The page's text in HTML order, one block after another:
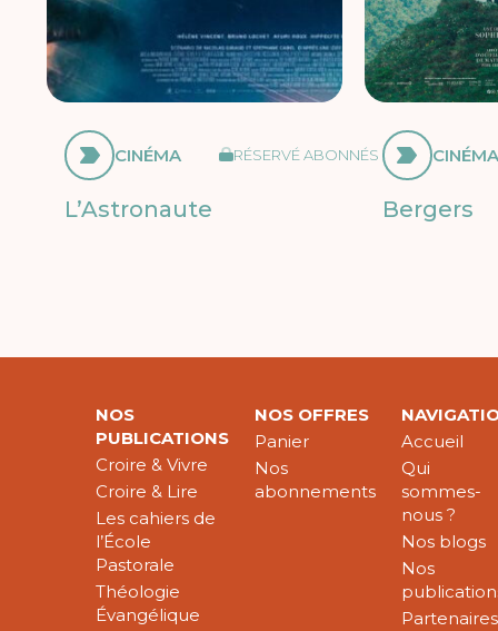
CINÉMA RÉSERVÉ ABONNÉS
L’Astronaute
CINÉMA
Bergers
NOS
PUBLICATIONS
Croire & Vivre
Croire & Lire
Les cahiers de
l’École
Pastorale
Théologie
Évangélique
NOS OFFRES
Panier
Nos
abonnements
Accueil
Qui
sommes-
nous ?
Nos blogs
Nos
Partenaires